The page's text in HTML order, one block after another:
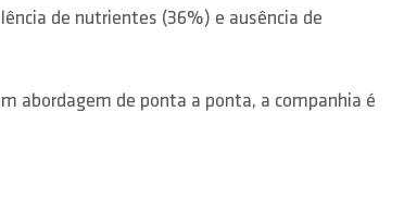
de nutrientes (36%) e ausência de
abordagem de ponta a ponta, a companhia é